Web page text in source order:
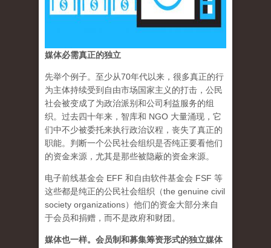
媒体必需真正的独立
先举个例子。至少从70年代以来，很多真正的行
为主体持续受到自由市场国家主义的打击，公民
社会被变成了为政治派别和公司利益服务的组
织。过去四十年来，智库和 NGO 大量涌现，它
们中不少被委托来执行政治议程，丧失了真正的
职能。判断一个公民社会组织是否纯正要看他们
的资金来源，尤其是那些被隐蔽的资金来源。
电子前线基金会 EFF 和自由软件基金会 FSF 等
这些都是纯正的公民社会组织（the genuine civil
society organizations）他们的资金大部分来自
于会员和捐赠，而不是政府和财团。
媒体也一样。会员制和募集筹资形式的独立媒体